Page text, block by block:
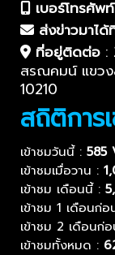
เบอร์โทรศัพท์
ส่งข่าวมาได้
ที่อยู่ติดต่อ :
สรณคมน์ แขวง
10210
สถิติการ
เข้าชมวันนี้ : 585
เข้าชมเมื่อวาน :
เข้าชม เดือนนี้ :
เข้าชม 1 เดือนก่อ
เข้าชม 2 เดือนก่
เข้าชมทั้งหมด :